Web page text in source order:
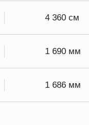
4 360 см
1 690 мм
1 686 мм